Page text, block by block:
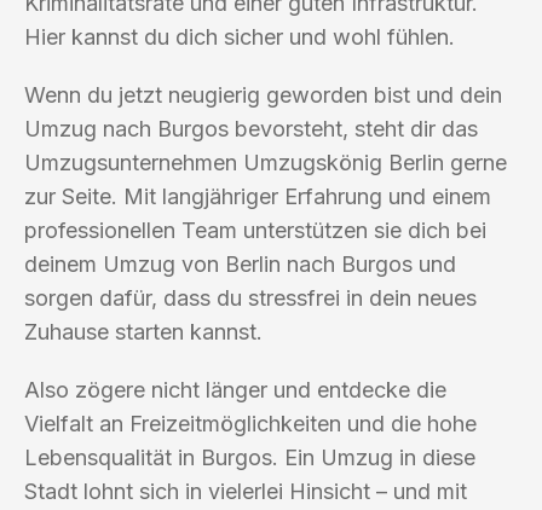
Hier kannst du dich sicher und wohl fühlen.
Wenn du jetzt neugierig geworden bist und dein
Umzug nach Burgos bevorsteht, steht dir das
Umzugsunternehmen Umzugskönig Berlin gerne
zur Seite. Mit langjähriger Erfahrung und einem
professionellen Team unterstützen sie dich bei
deinem Umzug von Berlin nach Burgos und
sorgen dafür, dass du stressfrei in dein neues
Zuhause starten kannst.
Also zögere nicht länger und entdecke die
Vielfalt an Freizeitmöglichkeiten und die hohe
Lebensqualität in Burgos. Ein Umzug in diese
Stadt lohnt sich in vielerlei Hinsicht – und mit